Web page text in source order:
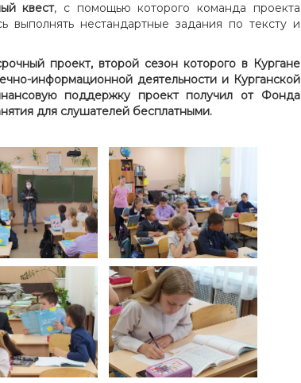
квест, с помощью которого команда проекта
выполнять нестандартные задания по тексту и
проект, второй сезон которого в Кургане
информационной деятельности и Курганской
поддержку проект получил от Фонда
для слушателей бесплатными.